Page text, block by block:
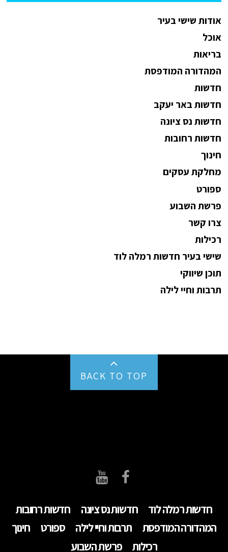
אודות שישי בעיר
אוכל
בריאות
המהדורה המודפסת
חדשות
חדשות באר יעקב
חדשות נס ציונה
חדשות רחובות
חינוך
מחלקת עסקים
ספורט
פרשת השבוע
צרו קשר
רכילות
שישי בעיר חדשות רמלה לוד
תוכן שיווקי
תרבות וחיי לילה
BACK TO TOP
חדשות רמלה לוד חדשות נס ציונה
חדשות רחובות
המהדורה המודפסת
תרבות וחיי לילה ספורט
חינוך
רכילות
פרשת השבוע